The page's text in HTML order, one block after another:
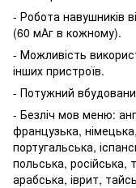
- Робота навушників
(60 мАг в кожному).
- Можливість
інших пристроїв.
- Потужний
- Безліч мов меню:
французька,
португальська,
польська, російська,
арабська, іврит,